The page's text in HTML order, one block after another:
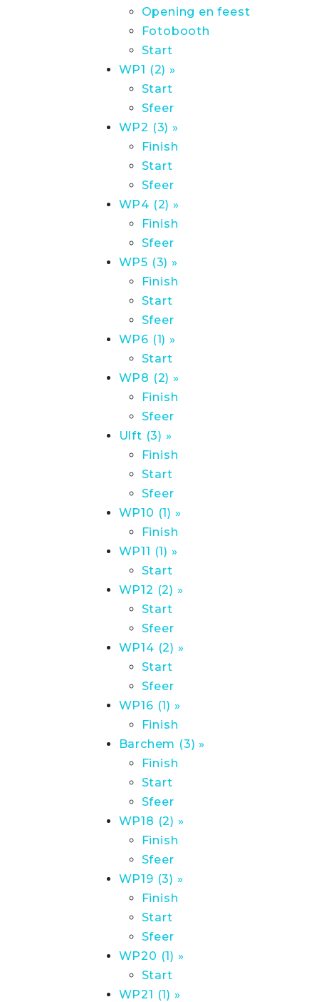
Opening en feest
Fotobooth
Start
WP1 (2) »
Start
Sfeer
WP2 (3) »
Finish
Start
Sfeer
WP4 (2) »
Finish
Sfeer
WP5 (3) »
Finish
Start
Sfeer
WP6 (1) »
Start
WP8 (2) »
Finish
Sfeer
Ulft (3) »
Finish
Start
Sfeer
WP10 (1) »
Finish
WP11 (1) »
Start
WP12 (2) »
Start
Sfeer
WP14 (2) »
Start
Sfeer
WP16 (1) »
Finish
Barchem (3) »
Finish
Start
Sfeer
WP18 (2) »
Finish
Sfeer
WP19 (3) »
Finish
Start
Sfeer
WP20 (1) »
Start
WP21 (1) »